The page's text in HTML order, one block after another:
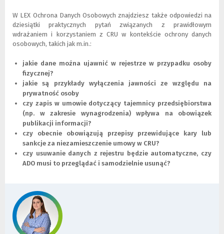
o
k
n
o
d
o
i
n
e
r
n
y
e
o
k
)
k
d
o
n
j
t
n
W LEX Ochrona Danych Osobowych znajdziesz także odpowiedzi na
dziesiątki praktycznych pytań związanych z prawidłowym
wdrażaniem i korzystaniem z CRU w kontekście ochrony danych
osobowych, takich jak m.in.:
jakie dane można ujawnić w rejestrze w przypadku osoby
fizycznej?
jakie są przykłady wyłączenia jawności ze względu na
prywatność osoby
czy zapis w umowie dotyczący tajemnicy przedsiębiorstwa
(np. w zakresie wynagrodzenia) wpływa na obowiązek
publikacji informacji?
czy obecnie obowiązują przepisy przewidujące kary lub
sankcje za niezamieszczenie umowy w CRU?
czy usuwanie danych z rejestru będzie automatyczne, czy
ADO musi to przeglądać i samodzielnie usunąć?